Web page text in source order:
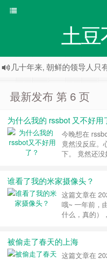
土豆
最新发布 第 6 页
为什么我的 rssbot 又不好用
今晚想在
竟然没反应。
下。 竟然还
json.load 试了
一……继续阅
谁看了我的米家摄像头？
这篇文章在
哦~ 一年前，
什么，真的）
怪怪的人。 米
其他品牌一样
被偷走了春天的上海
这篇文章在